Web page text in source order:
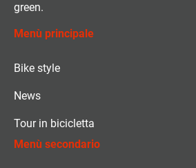
green.
Menù principale
Bike style
News
Tour in bicicletta
Menù secondario